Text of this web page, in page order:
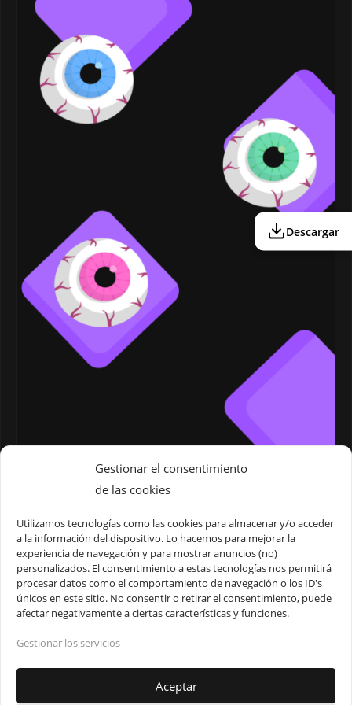
Gestionar el consentimiento
de las cookies
Utilizamos tecnologías como las cookies para almacenar y/o acceder
a la información del dispositivo. Lo hacemos para mejorar la
experiencia de navegación y para mostrar anuncios (no)
personalizados. El consentimiento a estas tecnologías nos permitirá
procesar datos como el comportamiento de navegación o los ID's
únicos en este sitio. No consentir o retirar el consentimiento, puede
afectar negativamente a ciertas características y funciones.
Gestionar los servicios
Aceptar
EYEBALLS WALLPAPER
Eyeballs Wallpaper ojos animados fondo de pantalla
colorfull ilustración illustrations Halloween Génesis Toxical
Descargar